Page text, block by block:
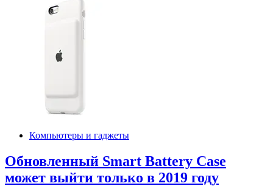
Компьютеры и гаджеты
Обновленный Smart Battery Case
может выйти только в 2019 году